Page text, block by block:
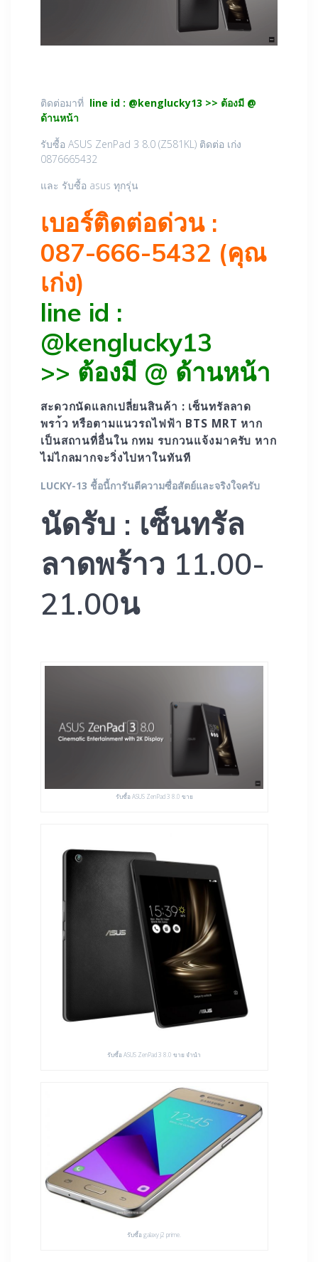
ติดต่อมาที่ line id : @kenglucky13 >> ต้องมี @
ด้านหน้า
รับซื้อ ASUS ZenPad 3 8.0 ‏(Z581KL)‏ ติดต่อ เก่ง
0876665432
และ รับซื้อ asus ทุกรุ่น
เบอร์ติดต่อด่วน :
087-666-5432 (คุณ
เก่ง)
line id :
@kenglucky13
>> ต้องมี @ ด้านหน้า
สะดวกนัดแลกเปลี่ยนสินค้า : เซ็นทรัลลาด
พรา้ว หรือตามแนวรถไฟฟ้า BTS MRT หาก
เป็นสถานที่อื่นใน กทม รบกวนแจ้งมาครับ หาก
ไม่ไกลมากจะวิ่งไปหาในทันที
LUCKY-13 ชื้อนี้การันตีความซื่อสัตย์และจริงใจครับ
นัดรับ : เซ็นทรัล
ลาดพร้าว 11.00-
21.00น
รับซื้อ ASUS ZenPad 3 8.0 ขาย
รับซื้อ ASUS ZenPad 3 8.0 ขาย จำนำ
รับซื้อ galaxy j2 prime.